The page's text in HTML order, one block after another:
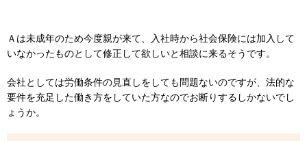
Ａは未成年のため今度親が来て、入社時から社会保険には加入して
いなかったものとして修正して欲しいと相談に来るそうです。
会社としては労働条件の見直しをしても問題ないのですが、法的な
要件を充足した働き方をしていた方なのでお断りするしかないでし
ょうか。